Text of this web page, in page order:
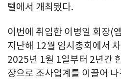
텔에서 개최됐다.
이번에 취임한 이병일 회장(
지난해 12월 임시총회에서
2025년 1월 1일부터 2년간
장으로 조사업계를 이끌어